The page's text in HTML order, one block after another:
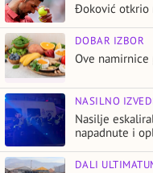
Đoković otkrio
DOBAR IZBOR
Ove
NASILNO
Nasilje
napadnute i
DALI